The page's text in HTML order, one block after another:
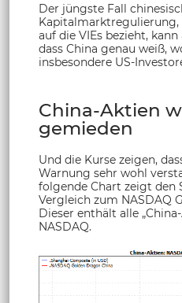
Der jüngste Fall
Kapitalmarktregulierung,
auf die VIEs bezieht,
dass China genau weiß,
insbesondere US-
China-Aktien
gemieden
Und die Kurse zeigen,
Warnung sehr wohl
folgende Chart zeigt den
Vergleich zum NASDAQ
Dieser enthält alle
NASDAQ.